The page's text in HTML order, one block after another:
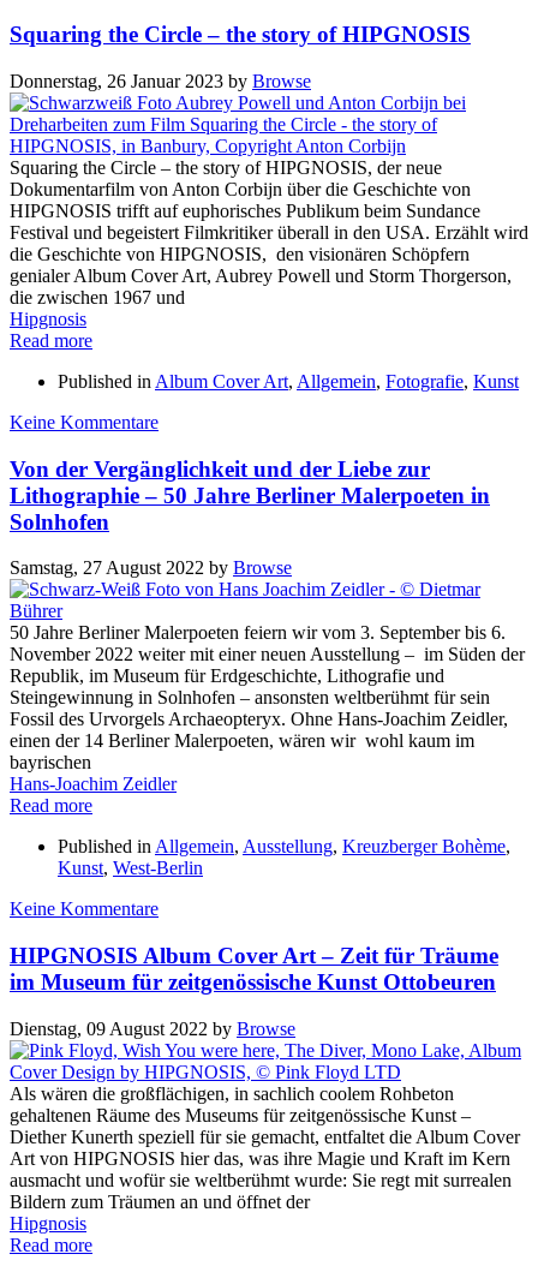
Squaring the Circle – the story of HIPGNOSIS
Donnerstag, 26 Januar 2023 by Browse
Squaring the Circle – the story of HIPGNOSIS, der neue
Dokumentarfilm von Anton Corbijn über die Geschichte von
HIPGNOSIS trifft auf euphorisches Publikum beim Sundance
Festival und begeistert Filmkritiker überall in den USA. Erzählt wird
die Geschichte von HIPGNOSIS, den visionären Schöpfern
genialer Album Cover Art, Aubrey Powell und Storm Thorgerson,
die zwischen 1967 und
Hipgnosis
Read more
Published in Album Cover Art, Allgemein, Fotografie, Kunst
Keine Kommentare
Von der Vergänglichkeit und der Liebe zur
Lithographie – 50 Jahre Berliner Malerpoeten in
Solnhofen
Samstag, 27 August 2022 by Browse
50 Jahre Berliner Malerpoeten feiern wir vom 3. September bis 6.
November 2022 weiter mit einer neuen Ausstellung – im Süden der
Republik, im Museum für Erdgeschichte, Lithografie und
Steingewinnung in Solnhofen – ansonsten weltberühmt für sein
Fossil des Urvorgels Archaeopteryx. Ohne Hans-Joachim Zeidler,
einen der 14 Berliner Malerpoeten, wären wir wohl kaum im
bayrischen
Hans-Joachim Zeidler
Read more
Published in Allgemein, Ausstellung, Kreuzberger Bohème,
Kunst, West-Berlin
Keine Kommentare
HIPGNOSIS Album Cover Art – Zeit für Träume
im Museum für zeitgenössische Kunst Ottobeuren
Dienstag, 09 August 2022 by Browse
Als wären die großflächigen, in sachlich coolem Rohbeton
gehaltenen Räume des Museums für zeitgenössische Kunst –
Diether Kunerth speziell für sie gemacht, entfaltet die Album Cover
Art von HIPGNOSIS hier das, was ihre Magie und Kraft im Kern
ausmacht und wofür sie weltberühmt wurde: Sie regt mit surrealen
Bildern zum Träumen an und öffnet der
Hipgnosis
Read more